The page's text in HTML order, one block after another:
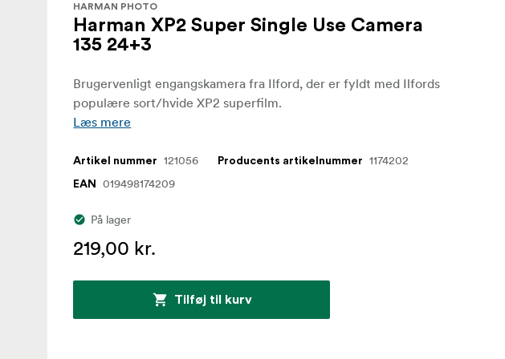
HARMAN PHOTO
Harman XP2 Super Single Use Camera
135 24+3
Brugervenligt engangskamera fra Ilford, der er fyldt med Ilfords
populære sort/hvide XP2 superfilm.
Læs mere
Artikel nummer 121056 Producents artikelnummer 1174202
EAN 019498174209
På lager
219,00 kr.
Tilføj til kurv